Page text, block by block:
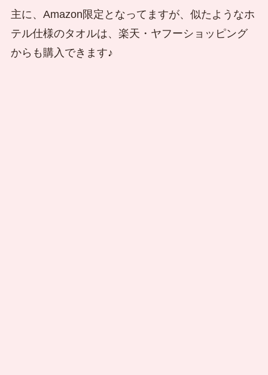
主に、Amazon限定となってますが、似たようなホ
テル仕様のタオルは、楽天・ヤフーショッピング
からも購入できます♪